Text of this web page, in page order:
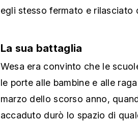
egli stesso fermato e rilasciato
La sua battaglia
Wesa era convinto che le
le porte alle bambine e alle
marzo dello scorso anno,
accaduto durò lo spazio di